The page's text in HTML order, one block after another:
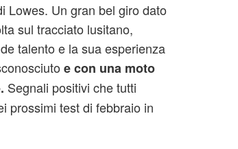
Lowes. Un gran bel giro dato
sul tracciato lusitano,
talento e la sua esperienza
e con una moto
Segnali positivi che tutti
prossimi test di febbraio in